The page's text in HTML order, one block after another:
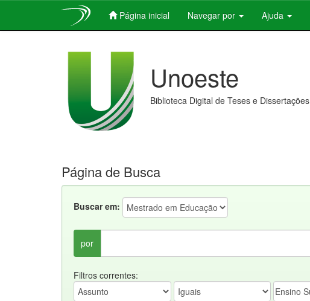
Página inicial Navegar por Ajuda
Unoeste
Biblioteca Digital de Teses e Dissertações
Página de Busca
Buscar em:
por
Filtros correntes: